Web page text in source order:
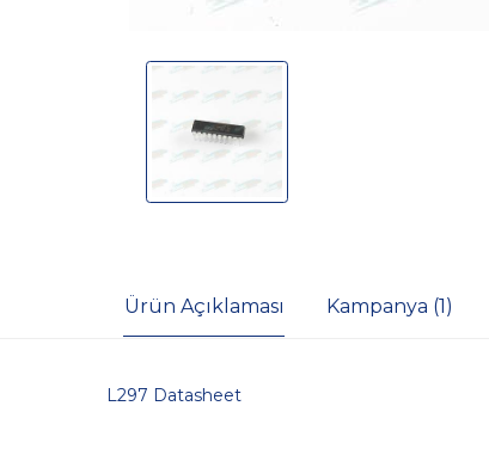
Ürün Açıklaması Kampanya (1)
L297 Datasheet